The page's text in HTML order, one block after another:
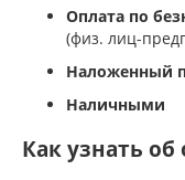
Оплата по
(физ. лиц-
Наложенный
Наличными
Как узнать об